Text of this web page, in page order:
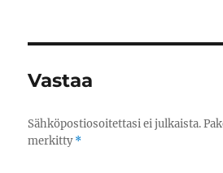
Vastaa
Sähköpostiosoitettasi ei julkaista.
merkitty*